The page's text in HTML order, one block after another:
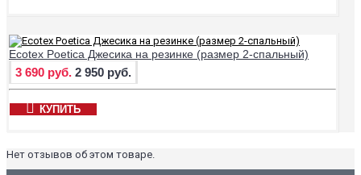
Ecotex Poetica Джесика на резинке (размер 2-спальный)
3 690 руб. 2 950 руб.
КУПИТЬ
Нет отзывов об этом товаре.